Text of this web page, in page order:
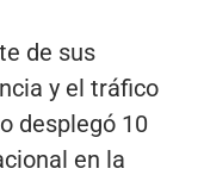
de sus
y el tráfico
desplegó 10
en la